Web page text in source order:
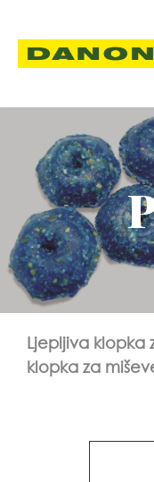
Ljepljiva klopka
klopka za